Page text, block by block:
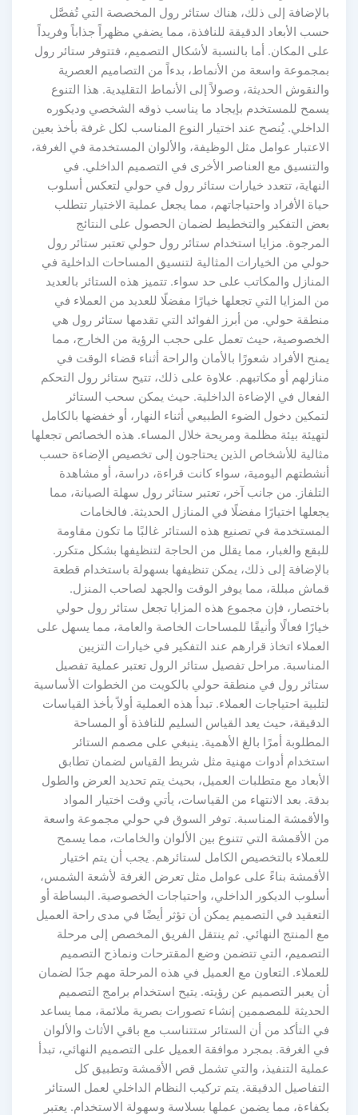
بالإضافة إلى ذلك، هناك ستائر رول المخصصة التي تُفصَّل
حسب الأبعاد الدقيقة للنافذة، مما يضفي مظهراً جذاباً وفريداً
على المكان. أما بالنسبة لأشكال التصميم، فتتوفر ستائر رول
بمجموعة واسعة من الأنماط، بدءاً من التصاميم العصرية
والنقوش الحديثة، وصولاً إلى الأنماط التقليدية. هذا التنوع
يسمح للمستخدم بإيجاد ما يناسب ذوقه الشخصي وديكوره
الداخلي. يُنصح عند اختيار النوع المناسب لكل غرفة بأخذ بعين
الاعتبار عوامل مثل الوظيفة، والألوان المستخدمة في الغرفة،
والتنسيق مع العناصر الأخرى في التصميم الداخلي. في
النهاية، تتعدد خيارات ستائر رول في حولي لتعكس أسلوب
حياة الأفراد واحتياجاتهم، مما يجعل عملية الاختيار تتطلب
بعض التفكير والتخطيط لضمان الحصول على النتائج
المرجوة. مزايا استخدام ستائر رول حولي تعتبر ستائر رول
حولي من الخيارات المثالية لتنسيق المساحات الداخلية في
المنازل والمكاتب على حد سواء. تتميز هذه الستائر بالعديد
من المزايا التي تجعلها خيارًا مفضلًا للعديد من العملاء في
منطقة حولي. من أبرز الفوائد التي تقدمها ستائر رول هي
الخصوصية، حيث تعمل على حجب الرؤية من الخارج، مما
يمنح الأفراد شعورًا بالأمان والراحة أثناء قضاء الوقت في
منازلهم أو مكاتبهم. علاوة على ذلك، تتيح ستائر رول التحكم
الفعال في الإضاءة الداخلية. حيث يمكن سحب الستائر
لتمكين دخول الضوء الطبيعي أثناء النهار، أو خفضها بالكامل
لتهيئة بيئة مظلمة ومريحة خلال المساء. هذه الخصائص تجعلها
مثالية للأشخاص الذين يحتاجون إلى تخصيص الإضاءة حسب
أنشطتهم اليومية، سواء كانت قراءة، دراسة، أو مشاهدة
التلفاز. من جانب آخر، تعتبر ستائر رول سهلة الصيانة، مما
يجعلها اختيارًا مفضلًا في المنازل الحديثة. فالخامات
المستخدمة في تصنيع هذه الستائر غالبًا ما تكون مقاومة
للبقع والغبار، مما يقلل من الحاجة لتنظيفها بشكل متكرر.
بالإضافة إلى ذلك، يمكن تنظيفها بسهولة باستخدام قطعة
قماش مبللة، مما يوفر الوقت والجهد لصاحب المنزل.
باختصار، فإن مجموع هذه المزايا تجعل ستائر رول حولي
خيارًا فعالًا وأنيقًا للمساحات الخاصة والعامة، مما يسهل على
العملاء اتخاذ قرارهم عند التفكير في خيارات التزيين
المناسبة. مراحل تفصيل ستائر الرول تعتبر عملية تفصيل
ستائر رول في منطقة حولي بالكويت من الخطوات الأساسية
لتلبية احتياجات العملاء. تبدأ هذه العملية أولاً بأخذ القياسات
الدقيقة، حيث يعد القياس السليم للنافذة أو المساحة
المطلوبة أمرًا بالغ الأهمية. ينبغي على مصمم الستائر
استخدام أدوات مهنية مثل شريط القياس لضمان تطابق
الأبعاد مع متطلبات العميل، بحيث يتم تحديد العرض والطول
بدقة. بعد الانتهاء من القياسات، يأتي وقت اختيار المواد
والأقمشة المناسبة. توفر السوق في حولي مجموعة واسعة
من الأقمشة التي تتنوع بين الألوان والخامات، مما يسمح
للعملاء بالتخصيص الكامل لستائرهم. يجب أن يتم اختيار
الأقمشة بناءً على عوامل مثل تعرض الغرفة لأشعة الشمس،
أسلوب الديكور الداخلي، واحتياجات الخصوصية. البساطة أو
التعقيد في التصميم يمكن أن تؤثر أيضًا في مدى راحة العميل
مع المنتج النهائي. ثم ينتقل الفريق المخصص إلى مرحلة
التصميم، التي تتضمن وضع المقترحات ونماذج التصميم
للعملاء. التعاون مع العميل في هذه المرحلة مهم جدًا لضمان
أن يعبر التصميم عن رؤيته. يتيح استخدام برامج التصميم
الحديثة للمصممين إنشاء تصورات بصرية ملائمة، مما يساعد
في التأكد من أن الستائر ستتناسب مع باقي الأثاث والألوان
في الغرفة. بمجرد موافقة العميل على التصميم النهائي، تبدأ
عملية التنفيذ، والتي تشمل قص الأقمشة وتطبيق كل
التفاصيل الدقيقة. يتم تركيب النظام الداخلي لعمل الستائر
بكفاءة، مما يضمن عملها بسلاسة وسهولة الاستخدام. يعتبر